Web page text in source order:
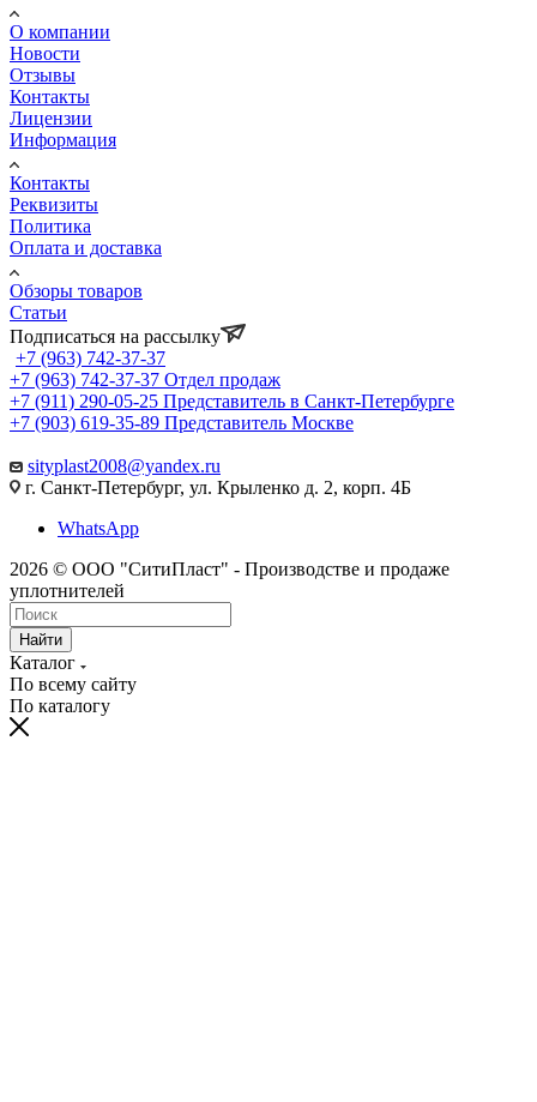
О компании
Новости
Отзывы
Контакты
Лицензии
Информация
Контакты
Реквизиты
Политика
Оплата и доставка
Обзоры товаров
Статьи
Подписаться на рассылку
+7 (963) 742-37-37
+7 (963) 742-37-37 Отдел продаж
+7 (911) 290-05-25 Представитель в Санкт-Петербурге
+7 (903) 619-35-89 Представитель Москве
sityplast2008@yandex.ru
г. Санкт-Петербург, ул. Крыленко д. 2, корп. 4Б
WhatsApp
2026 © ООО "СитиПласт" - Производстве и продаже
уплотнителей
Найти
Каталог
По всему сайту
По каталогу